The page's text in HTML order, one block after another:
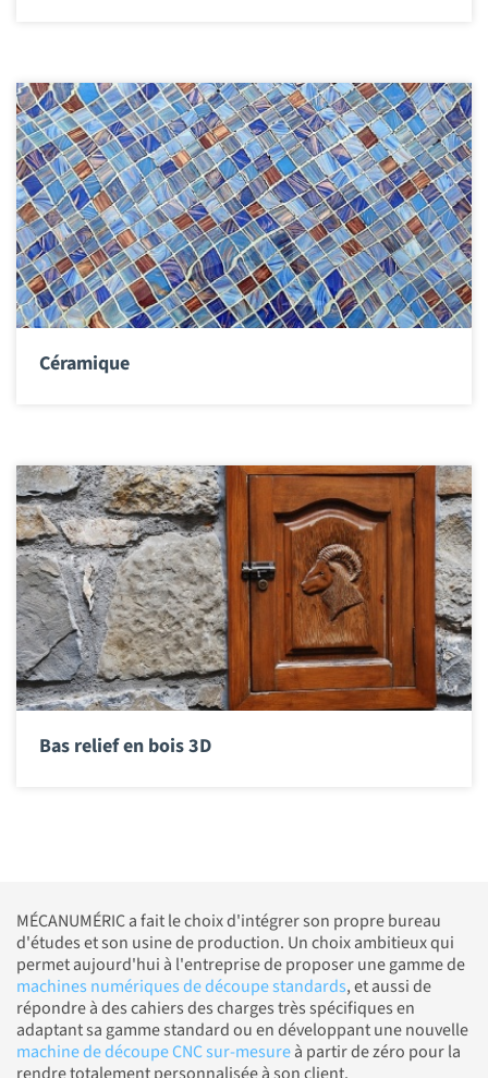
Céramique
Bas relief en bois 3D
MÉCANUMÉRIC a fait le choix d'intégrer son propre bureau
d'études et son usine de production. Un choix ambitieux qui
permet aujourd'hui à l'entreprise de proposer une gamme de
machines numériques de découpe standards, et aussi de
répondre à des cahiers des charges très spécifiques en
adaptant sa gamme standard ou en développant une nouvelle
machine de découpe CNC sur-mesureà partir de zéro pour la